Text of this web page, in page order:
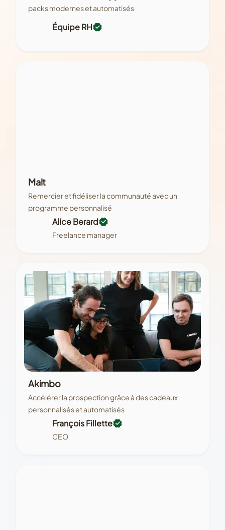
packs modernes et automatisés
Équipe RH
Malt
Remercier et fidéliser la communauté avec un
programme personnalisé
Alice Berard
Freelance manager
Akimbo
Accélérer la prospection grâce à des cadeaux
personnalisés et automatisés
François Fillette
CEO